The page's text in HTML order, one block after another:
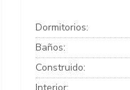
Dormitorios:
Baños:
Construido:
Interior: